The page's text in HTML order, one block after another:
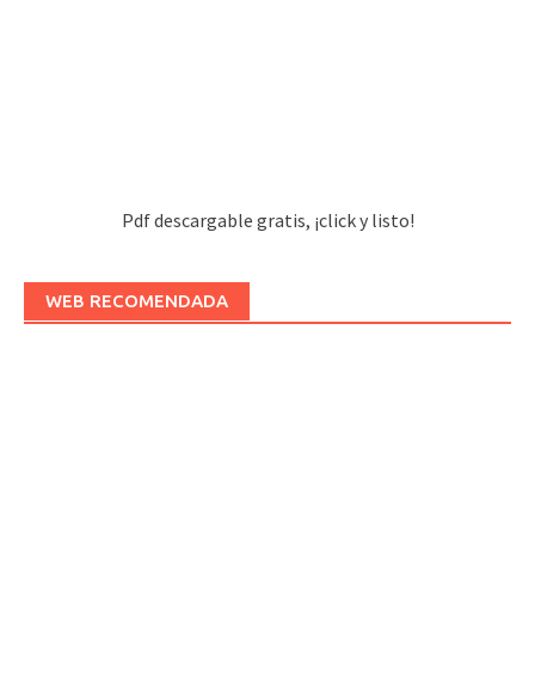
Pdf descargable gratis, ¡click y listo!
WEB RECOMENDADA